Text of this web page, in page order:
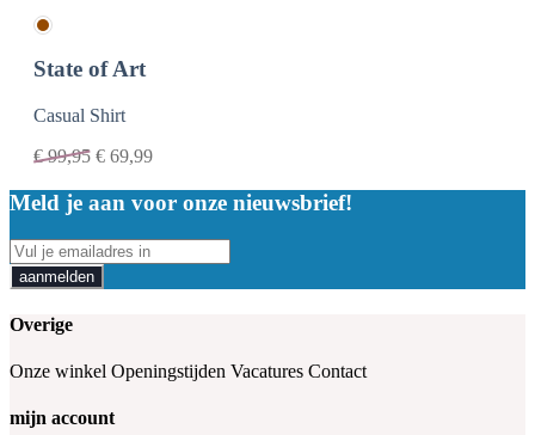
State of Art
Casual Shirt
€99,95 € 69,99
Meld je aan voor onze nieuwsbrief!
aanmelden
Overige
Onze winkel Openingstijden Vacatures Contact
mijn account